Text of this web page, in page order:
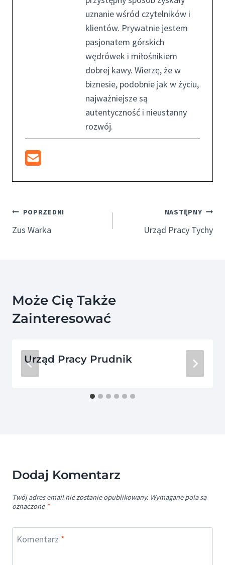
uznanie wśród czytelników i
klientów. Prywatnie jestem
pasjonatem górskich
wędrówek i miłośnikiem
dobrej kawy. Wierzę, że w
biznesie, podobnie jak w życiu,
najważniejsze są
autentyczność i nieustanny
rozwój.
Nawigacja
Wpisu
POPRZEDNI
Zus Warka
NASTĘPNY
Urząd Pracy Tychy
Może Cię Także
Zainteresować
Urząd Pracy Prudnik
Dodaj Komentarz
Twój adres email nie zostanie opublikowany. Wymagane pola są
oznaczone *
Komentarz *